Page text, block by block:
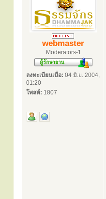
webmaster
Moderators-1
ลงทะเบียนเมื่อ: 04 มิ.ย. 2004,
01:20
โพสต์: 1807